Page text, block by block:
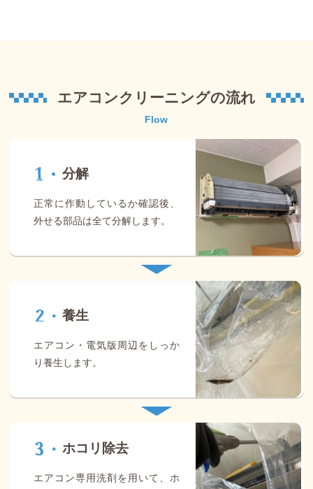
エアコンクリーニングの流れ
Flow
分解
正常に作動しているか確認後、
外せる部品は全て分解します。
養生
エアコン・電気版周辺をしっか
り養生します。
ホコリ除去
エアコン専用洗剤を用いて、ホ